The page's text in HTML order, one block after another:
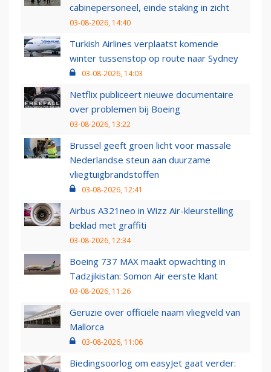
cabinepersoneel, einde staking in zicht
03-08-2026, 14:40
Turkish Airlines verplaatst komende
winter tussenstop op route naar Sydney
03-08-2026, 14:03
Netflix publiceert nieuwe documentaire
over problemen bij Boeing
03-08-2026, 13:22
Brussel geeft groen licht voor massale
Nederlandse steun aan duurzame
vliegtuigbrandstoffen
03-08-2026, 12:41
Airbus A321neo in Wizz Air-kleurstelling
beklad met graffiti
03-08-2026, 12:34
Boeing 737 MAX maakt opwachting in
Tadzjikistan: Somon Air eerste klant
03-08-2026, 11:26
Geruzie over officiële naam vliegveld van
Mallorca
03-08-2026, 11:06
Biedingsoorlog om easyJet gaat verder: